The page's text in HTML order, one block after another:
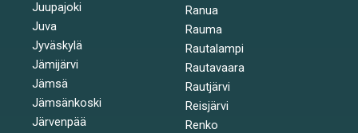
Juupajoki
Juva
Jyväskylä
Jämijärvi
Jämsä
Jämsänkoski
Järvenpää
Ranua
Rauma
Rautalampi
Rautavaara
Rautjärvi
Reisjärvi
Renko